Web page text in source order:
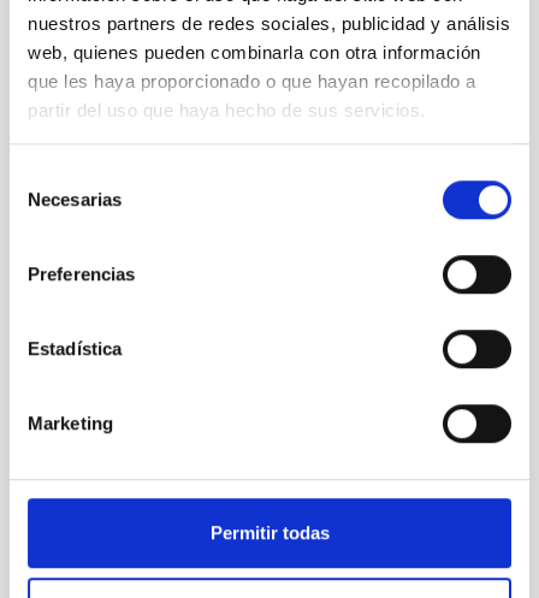
nuestros partners de redes sociales, publicidad y análisis
web, quienes pueden combinarla con otra información
que les haya proporcionado o que hayan recopilado a
partir del uso que haya hecho de sus servicios.
Necesarias
Preferencias
Estadística
Marketing
Permitir todas
Animations asteroids, comets and meteors